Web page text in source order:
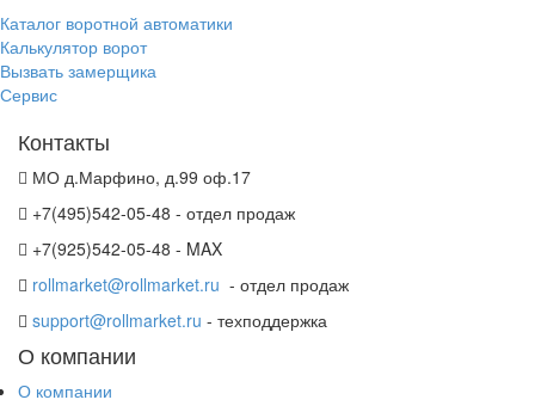
Каталог воротной автоматики
Калькулятор ворот
Вызвать замерщика
Сервис
Контакты
МО д.Марфино, д.99 оф.17
+7(495)542-05-48 - отдел продаж
+7(925)542-05-48 - MAX
rollmarket@rollmarket.ru - отдел продаж
support@rollmarket.ru - техподдержка
О компании
О компании